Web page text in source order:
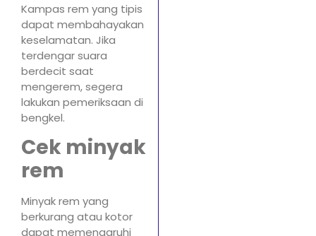
Kampas rem yang tipis
dapat membahayakan
keselamatan. Jika
terdengar suara
berdecit saat
mengerem, segera
lakukan pemeriksaan di
bengkel.
Cek minyak
rem
Minyak rem yang
berkurang atau kotor
dapat memengaruhi